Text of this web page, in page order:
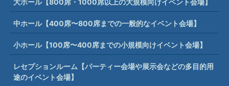
中ホール【400席〜800席までの一般的なイベント会場】
小ホール【100席〜400席までの小規模向けイベント会場】
レセプションルーム【パーティー会場や展示会などの多目的用
途のイベント会場】